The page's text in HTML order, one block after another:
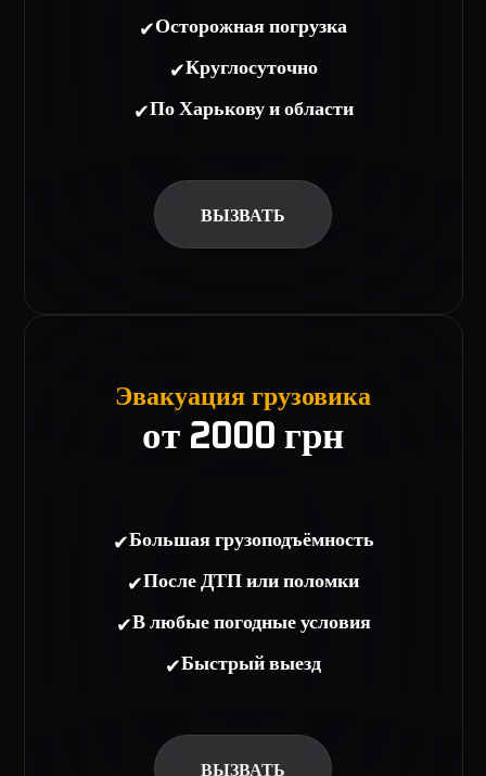
✔Осторожная погрузка
✔Круглосуточно
✔По Харькову и области
ВЫЗВАТЬ
Эвакуация грузовика
от 2000 грн
✔Большая грузоподъёмность
✔После ДТП или поломки
✔В любые погодные условия
✔Быстрый выезд
ВЫЗВАТЬ